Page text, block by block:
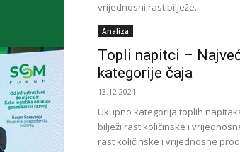
vrijednosni rast bilježe...
Analiza
Topli napitci –
kategorije čaja
13.12.2021.
Ukupno kategorija toplih
bilježi rast količinske i
rast količinske i vrijednosne